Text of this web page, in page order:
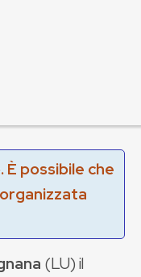
possibile che
(LU) il